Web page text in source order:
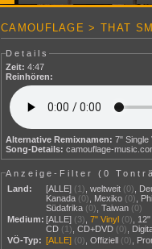
CAMOUFLAGE > THAT
Details
Zeit: 4:47
Reinhören:
Alternative Remixnamen:
Song-Details: camouflage-
Anzeige-Filter (0
Land:
[ALLE] (1) ,weltweit (0)
Kanada (0) Mexiko (0)
Südafrika (0) ,Taiwan (0)
Medium: [ALLE] (3) ,7" Vinyl (0)
CD (1) ,CD+DVD (0)
VÖ-Typ: [ALLE] (0) ,Offiziell (0)